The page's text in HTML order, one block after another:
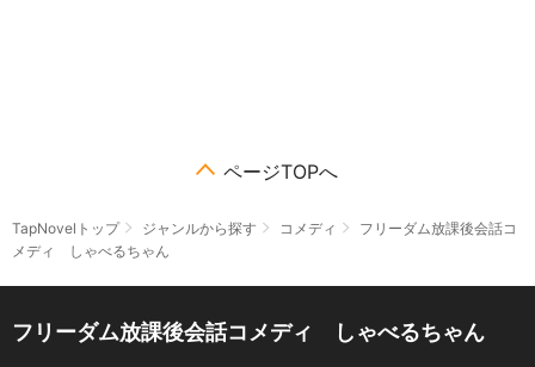
ページTOPへ
TapNovelトップ ジャンルから探す コメディ
フリーダム放課後会話コ
メディ しゃべるちゃん
フリーダム放課後会話コメディ しゃべるちゃん